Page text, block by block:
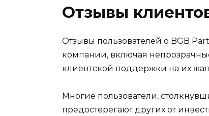
Отзывы
Отзывы пользователей о BGB
компании, включая
клиентской поддержки на их
Многие пользователи,
предостерегают других от